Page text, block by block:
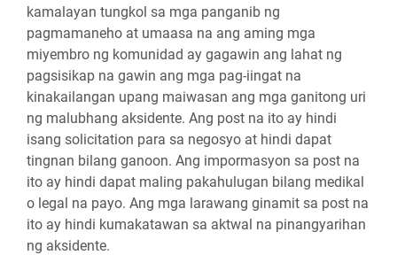
kamalayan tungkol sa mga panganib ng
pagmamaneho at umaasa na ang aming mga
miyembro ng komunidad ay gagawin ang lahat ng
pagsisikap na gawin ang mga pag-iingat na
kinakailangan upang maiwasan ang mga ganitong uri
ng malubhang aksidente. Ang post na ito ay hindi
isang solicitation para sa negosyo at hindi dapat
tingnan bilang ganoon. Ang impormasyon sa post na
ito ay hindi dapat maling pakahulugan bilang medikal
o legal na payo. Ang mga larawang ginamit sa post na
ito ay hindi kumakatawan sa aktwal na pinangyarihan
ng aksidente.